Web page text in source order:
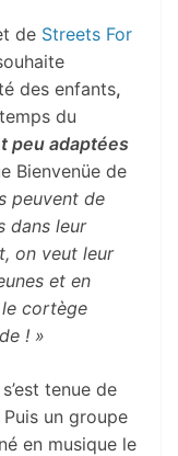
de Streets For
des enfants,
du
peu adaptées
Bienvenüe de
peuvent de
dans leur
on veut leur
et en
cortège
! »
tenue de
Puis un groupe
en musique le